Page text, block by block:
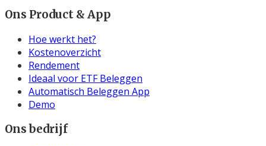
Ons Product & App
Hoe werkt het?
Kostenoverzicht
Rendement
Ideaal voor ETF Beleggen
Automatisch Beleggen App
Demo
Ons bedrijf